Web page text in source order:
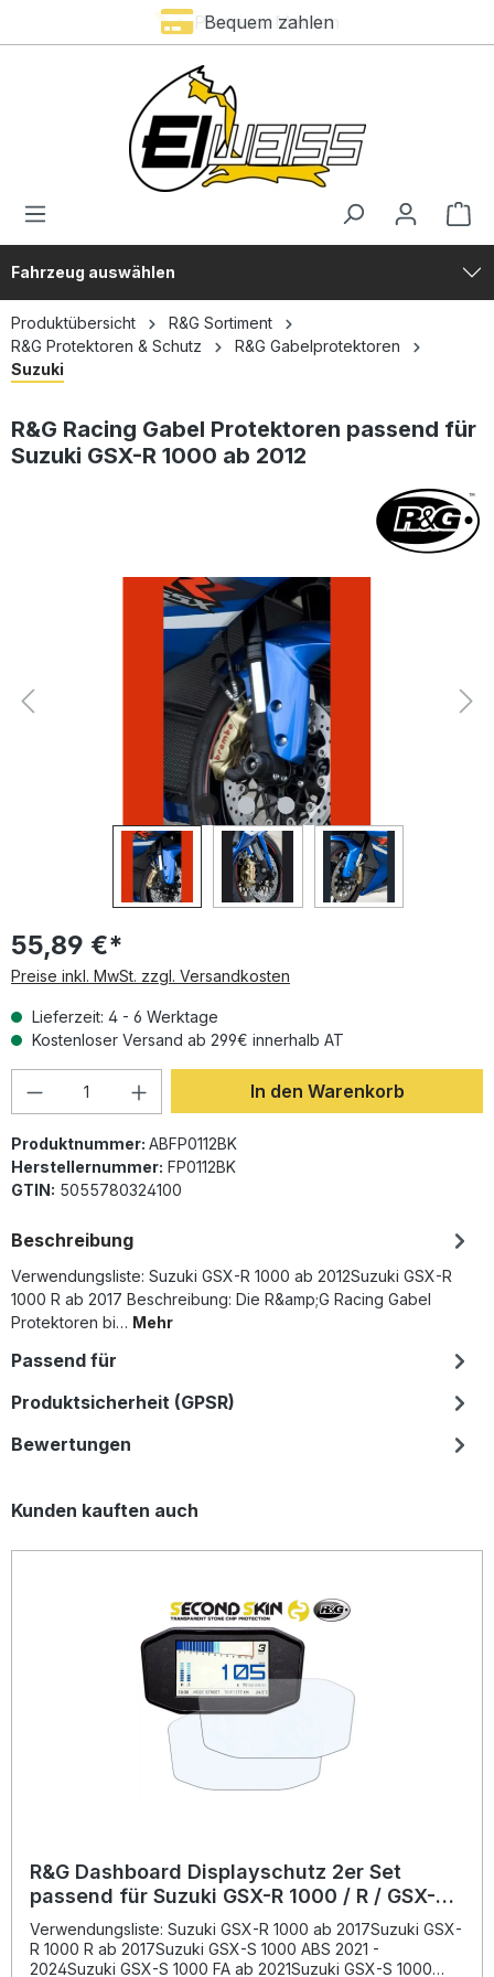
Premium Marken
Bequem zahlen
Fahrzeug auswählen
Produktübersicht
R&G Sortiment
R&G Protektoren & Schutz
R&G Gabelprotektoren
Suzuki
R&G Racing Gabel Protektoren passend für
Suzuki GSX-R 1000 ab 2012
Bildergalerie überspringen
55,89 €*
Preise inkl. MwSt. zzgl. Versandkosten
Lieferzeit: 4 - 6 Werktage
Kostenloser Versand ab 299€ innerhalb AT
Produkt Anzahl: Gib den gewünschten
In den Warenkorb
Produktnummer: ABFP0112BK
Herstellernummer: FP0112BK
GTIN: 5055780324100
Beschreibung
Verwendungsliste: Suzuki GSX-R 1000 ab 2012Suzuki GSX-R
1000 R ab 2017 Beschreibung: Die R&amp;G Racing Gabel
Protektoren bi… Mehr
Passend für
Produktsicherheit (GPSR)
Bewertungen
Produktgalerie überspringen
Kunden kauften auch
R&G Dashboard Displayschutz 2er Set
passend für Suzuki GSX-R 1000 / R / GSX-S
1000 / Katana / GSX-S 950
Verwendungsliste: Suzuki GSX-R 1000 ab 2017Suzuki GSX-
R 1000 R ab 2017Suzuki GSX-S 1000 ABS 2021 -
2024Suzuki GSX-S 1000 FA ab 2021Suzuki GSX-S 1000